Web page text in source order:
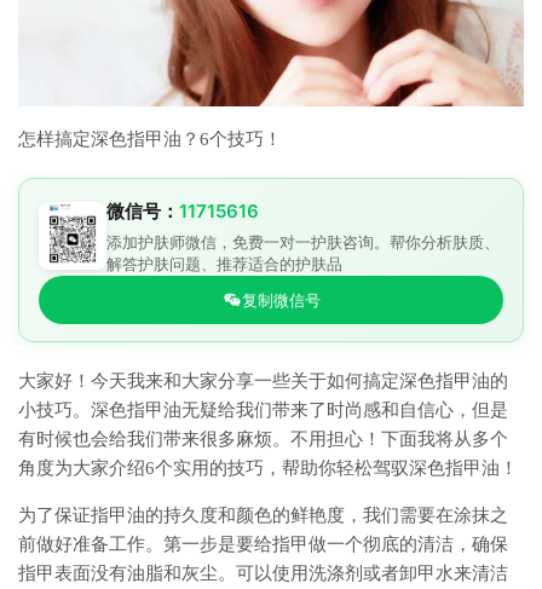
怎样搞定深色指甲油？6个技巧！
微信号： 11715616
添加护肤师微信，免费一对一护肤咨询。帮你分析肤质、
解答护肤问题、推荐适合的护肤品
复制微信号
大家好！今天我来和大家分享一些关于如何搞定深色指甲油的
小技巧。深色指甲油无疑给我们带来了时尚感和自信心，但是
有时候也会给我们带来很多麻烦。不用担心！下面我将从多个
角度为大家介绍6个实用的技巧，帮助你轻松驾驭深色指甲油！
为了保证指甲油的持久度和颜色的鲜艳度，我们需要在涂抹之
前做好准备工作。第一步是要给指甲做一个彻底的清洁，确保
指甲表面没有油脂和灰尘。可以使用洗涤剂或者卸甲水来清洁